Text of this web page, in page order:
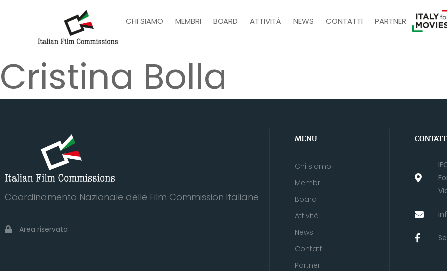
CHI SIAMO MEMBRI BOARD ATTIVITÀ NEWS CONTATTI PARTNER
Cristina Bolla
Coordinamento Nazionale delle Film Commission Italiane
Area riservata
MENU
Chi siamo
Membri
Board
Attività
News
Contatti
Partner